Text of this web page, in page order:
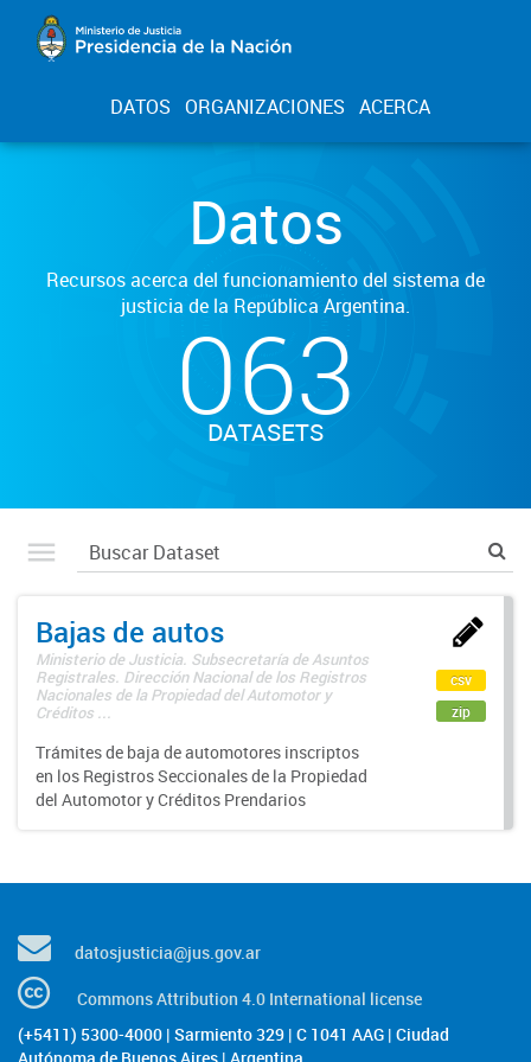
DATOS ORGANIZACIONES ACERCA
Datos
Recursos acerca del funcionamiento del sistema de
justicia de la República Argentina.
063
DATASETS
Bajas de autos
Ministerio de Justicia. Subsecretaría de Asuntos
Registrales. Dirección Nacional de los Registros
Nacionales de la Propiedad del Automotor y
Créditos ...
Trámites de baja de automotores inscriptos
en los Registros Seccionales de la Propiedad
del Automotor y Créditos Prendarios
csv
zip
datosjusticia@jus.gov.ar
Commons Attribution 4.0 International license
(+5411) 5300-4000 | Sarmiento 329 | C 1041 AAG | Ciudad